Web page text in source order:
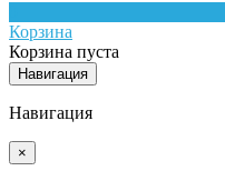
Корзина
Корзина пуста
Навигация
Навигация
×